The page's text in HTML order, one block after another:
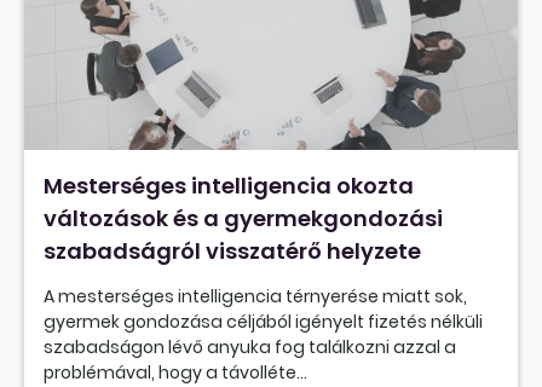
Mesterséges intelligencia okozta
változások és a gyermekgondozási
szabadságról visszatérő helyzete
A mesterséges intelligencia térnyerése miatt sok,
gyermek gondozása céljából igényelt fizetés nélküli
szabadságon lévő anyuka fog találkozni azzal a
problémával, hogy a távolléte...